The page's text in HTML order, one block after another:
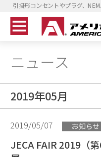
引掛形コンセントやプラグ、
ニュース
2019年05月
2019/05/07 お知らせ
JECA FAIR 2019（